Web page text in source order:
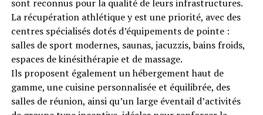
sont reconnus pour la qualité de leurs infrastructures.
La récupération athlétique y est une priorité, avec des
centres spécialisés dotés d’équipements de pointe :
salles de sport modernes, saunas, jacuzzis, bains froids,
espaces de kinésithérapie et de massage.
Ils proposent également un hébergement haut de
gamme, une cuisine personnalisée et équilibrée, des
salles de réunion, ainsi qu’un large éventail d’activités